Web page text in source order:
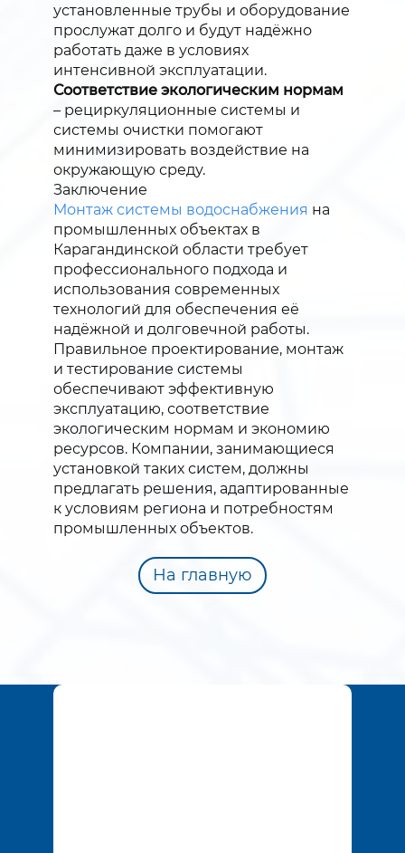
установленные трубы и оборудование
прослужат долго и будут надёжно
работать даже в условиях
интенсивной эксплуатации.
Соответствие экологическим нормам
– рециркуляционные системы и
системы очистки помогают
минимизировать воздействие на
окружающую среду.
Заключение
Монтаж системы водоснабжения на
промышленных объектах в
Карагандинской области требует
профессионального подхода и
использования современных
технологий для обеспечения её
надёжной и долговечной работы.
Правильное проектирование, монтаж
и тестирование системы
обеспечивают эффективную
эксплуатацию, соответствие
экологическим нормам и экономию
ресурсов. Компании, занимающиеся
установкой таких систем, должны
предлагать решения, адаптированные
к условиям региона и потребностям
промышленных объектов.
На главную